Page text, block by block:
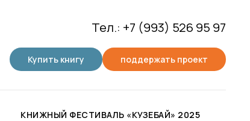
Тел.: +7 (993) 526 95 97
Купить книгу поддержать проект
КНИЖНЫЙ ФЕСТИВАЛЬ «КУЗЕБАЙ» 2025